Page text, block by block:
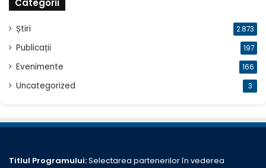
Categorii
Știri 2.873
Publicații 197
Evenimente 166
Uncategorized 3
Titlul Programului:Selectarea partenerilor în vederea